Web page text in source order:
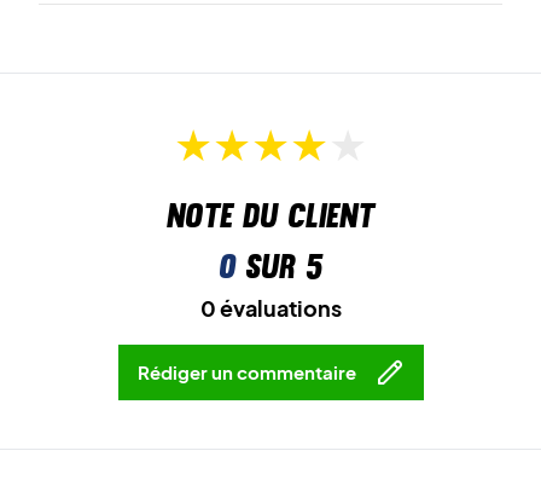
Note du client
0sur 5
0 évaluations
Rédiger un commentaire